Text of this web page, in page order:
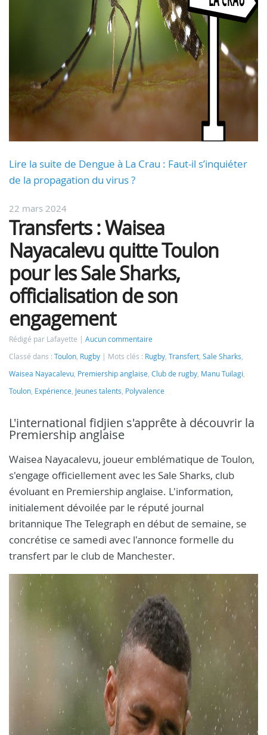
Lire la suite de Dengue à La Crau : Faut-il s’inquiéter
de la propagation du virus ?
22 mars 2024
Transferts : Waisea
Nayacalevu quitte Toulon
pour les Sale Sharks,
officialisation de son
engagement
Rédigé par Lafayette
Aucun commentaire
Classé dans : Toulon, Rugby Mots clés : Rugby, Transfert, Sale Sharks,
Waisea Nayacalevu, Premiership anglaise, Club de rugby, Manu Tuilagi,
Toulon, Expérience, Jeunes talents, Polyvalence
L'international fidjien s'apprête à découvrir la
Premiership anglaise
Waisea Nayacalevu, joueur emblématique de Toulon,
s'engage officiellement avec les Sale Sharks, club
évoluant en Premiership anglaise. L'information,
initialement dévoilée par le réputé journal
britannique The Telegraph en début de semaine, se
concrétise ce samedi avec l'annonce formelle du
transfert par le club de Manchester.